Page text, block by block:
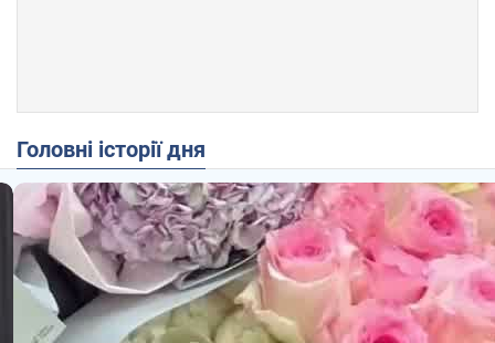
Головні історії дня